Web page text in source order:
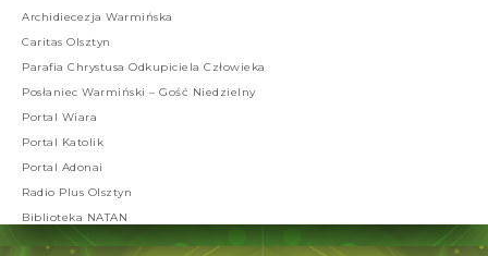
Archidiecezja Warmińska
Caritas Olsztyn
Parafia Chrystusa Odkupiciela Człowieka
Posłaniec Warmiński – Gość Niedzielny
Portal Wiara
Portal Katolik
Portal Adonai
Radio Plus Olsztyn
Biblioteka NATAN